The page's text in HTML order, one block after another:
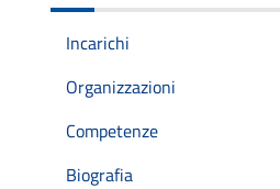
Incarichi
Organizzazioni
Competenze
Biografia